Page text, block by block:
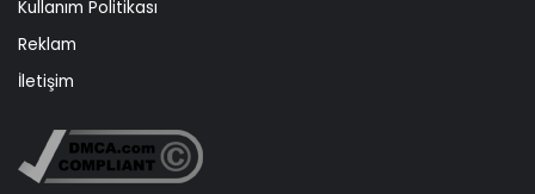
Kullanım Politikası
Reklam
İletişim